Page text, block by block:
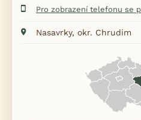
Pro zobrazení telefonu se
Nasavrky, okr. Chrudim